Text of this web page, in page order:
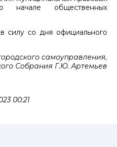
начале общественных
силу со дня официального
самоуправления,
Собрания Г.Ю. Артемьев
00:21